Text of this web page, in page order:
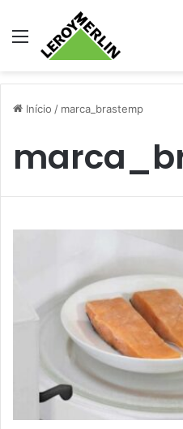
Menu
Início / marca_brastemp